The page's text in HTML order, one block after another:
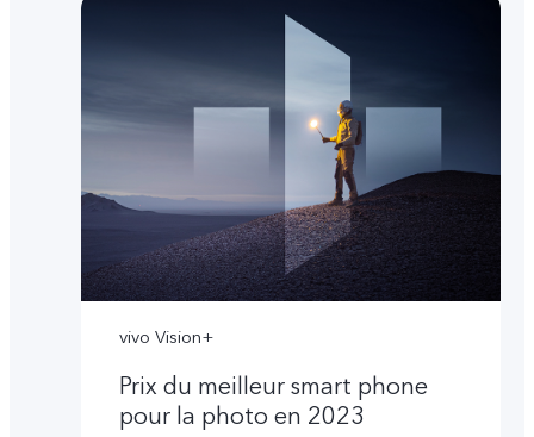
vivo Vision+
Prix du meilleur smart phone
pour la photo en 2023